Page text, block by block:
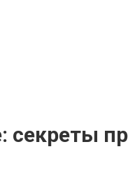
секреты